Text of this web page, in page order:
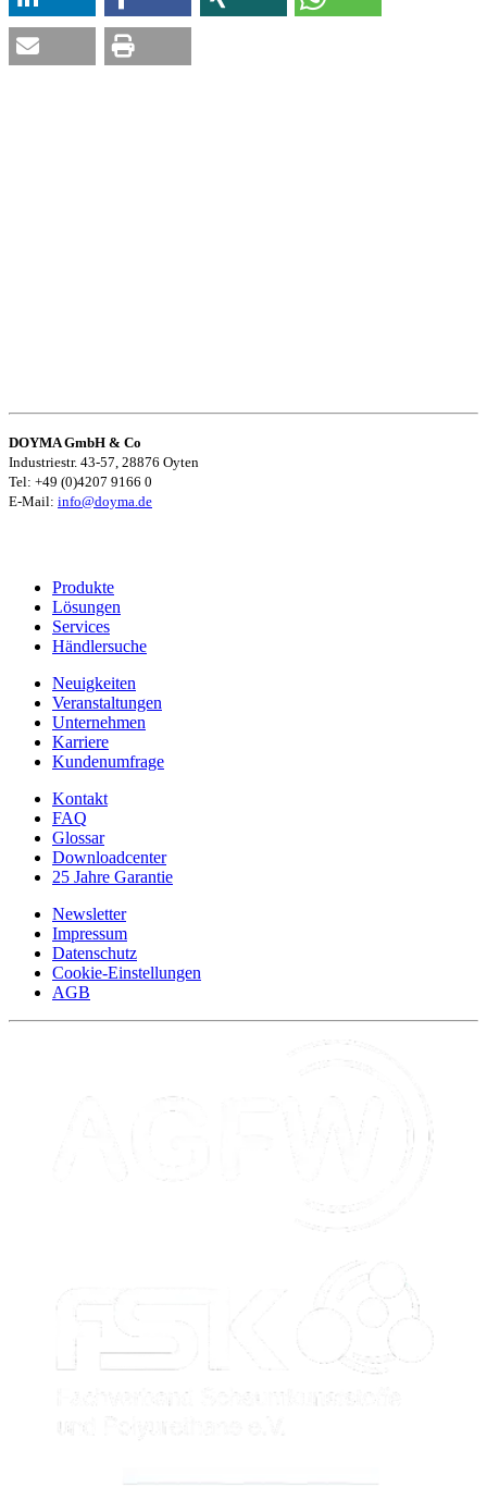
DOYMA GmbH & Co
Industriestr. 43-57, 28876 Oyten
Tel: +49 (0)4207 9166 0
E-Mail: info@doyma.de
Produkte
Lösungen
Services
Händlersuche
Neuigkeiten
Veranstaltungen
Unternehmen
Karriere
Kundenumfrage
Kontakt
FAQ
Glossar
Downloadcenter
25 Jahre Garantie
Newsletter
Impressum
Datenschutz
Cookie-Einstellungen
AGB